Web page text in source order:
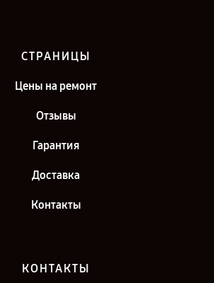
СТРАНИЦЫ
Цены на ремонт
Отзывы
Гарантия
Доставка
Контакты
КОНТАКТЫ